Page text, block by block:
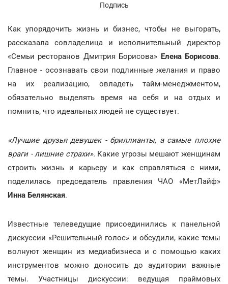
Подпись
Как упорядочить жизнь и бизнес, чтобы не выгорать,
рассказала совладелица и исполнительный директор
«Семьи ресторанов Дмитрия Борисова» Елена Борисова.
Главное - осознавать свои подлинные желания и право
на их реализацию, овладеть тайм-менеджментом,
обязательно выделять время на себя и на отдых и
помнить, что идеальных людей не существует.
«Лучшие друзья девушек - бриллианты, а самые плохие
враги - лишние страхи». Какие угрозы мешают женщинам
строить жизнь и карьеру и как справляться с ними,
поделилась председатель правления ЧАО «МетЛайф»
Инна Белянская.
Известные телеведущие присоединились к панельной
дискуссии «Решительный голос» и обсудили, какие темы
волнуют женщин из медиабизнеса и с помощью каких
инструментов можно доносить до аудитории важные
темы. Участницы дискуссии: ведущая праймовых